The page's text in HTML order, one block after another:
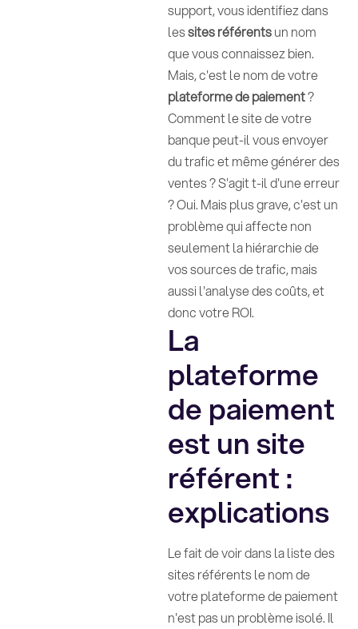
support, vous identifiez dans
lessites référentsun nom
que vous connaissez bien.
Mais, c'est le nom de votre
plateforme de paiement?
Comment le site de votre
banque peut-il vous envoyer
du trafic et même générer des
ventes ? S'agit t-il d'une erreur
? Oui. Mais plus grave, c'est un
problème qui affecte non
seulement la hiérarchie de
vos sources de trafic, mais
aussi l'analyse des coûts, et
donc votre ROI.
La
plateforme
de paiement
est un site
référent :
explications
Le fait de voir dans la liste des
sites référents le nom de
votre plateforme de paiement
n'est pas un problème isolé. Il